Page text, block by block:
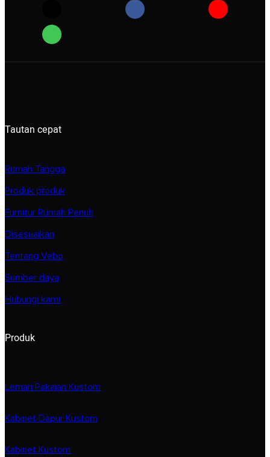
Tautan cepat
Rumah Tangga
Produk produk
Furnitur Rumah Penuh
Disesuaikan
Tentang Vebo
Sumber daya
Hubungi kami
Produk
Lemari Pakaian Kustom
Kabinet Dapur Kustom
Kabinet Kustom